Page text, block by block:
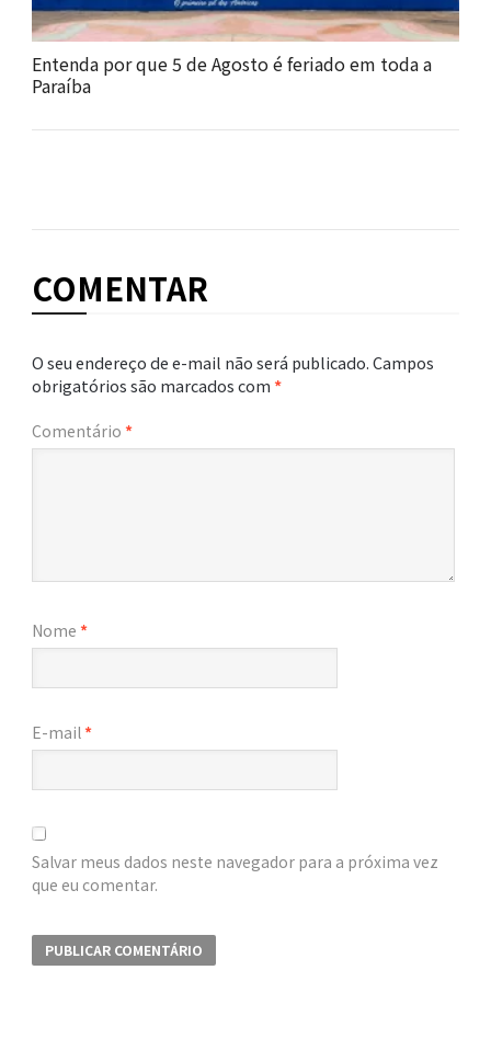
Entenda por que 5 de Agosto é feriado em toda a
Paraíba
COMENTAR
O seu endereço de e-mail não será publicado.Campos
obrigatórios são marcados com*
Comentário *
Nome *
E-mail*
Salvar meus dados neste navegador para a próxima vez
que eu comentar.